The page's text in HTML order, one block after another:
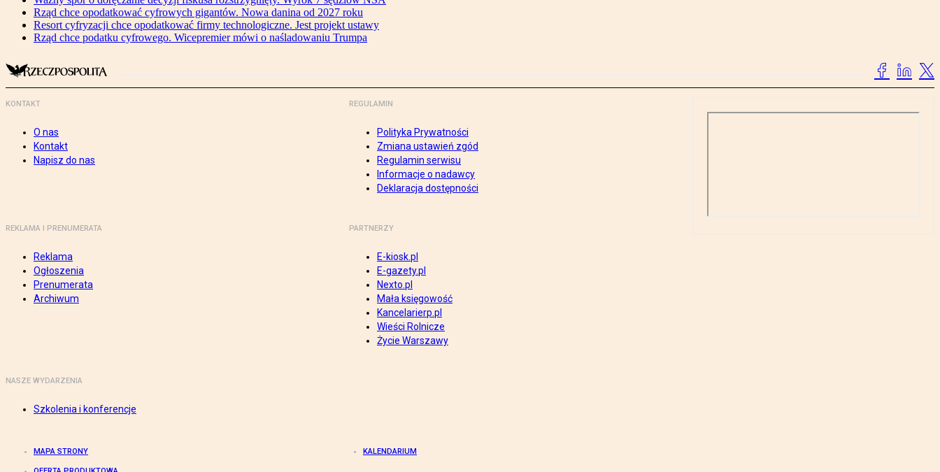
Rząd chce opodatkować cyfrowych gigantów. Nowa danina od 2027 roku
Resort cyfryzacji chce opodatkować firmy technologiczne. Jest projekt ustawy
Rząd chce podatku cyfrowego. Wicepremier mówi o naśladowaniu Trumpa
KONTAKT
O nas
Kontakt
Napisz do nas
REGULAMIN
Polityka Prywatności
Zmiana ustawień zgód
Regulamin serwisu
Informacje o nadawcy
Deklaracja dostępności
REKLAMA I PRENUMERATA
Reklama
Ogłoszenia
Prenumerata
Archiwum
PARTNERZY
E-kiosk.pl
E-gazety.pl
Nexto.pl
Mała księgowość
Kancelarierp.pl
Wieści Rolnicze
Życie Warszawy
NASZE WYDARZENIA
Szkolenia i konferencje
MAPA STRONY KALENDARIUM